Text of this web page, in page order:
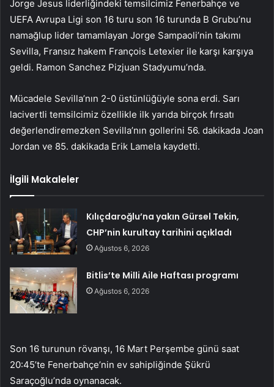
Jorge Jesus liderliğindeki temsilcimiz Fenerbahçe ve
UEFA Avrupa Ligi son 16 turu son 16 turunda B Grubu’nu
namağlup lider tamamlayan Jorge Sampaoli’nin takımı
Sevilla, Fransız hakem François Letexier ile karşı karşıya
geldi. Ramon Sanchez Pizjuan Stadyumu’nda.
Mücadele Sevilla’nın 2-0 üstünlüğüyle sona erdi. Sarı
lacivertli temsilcimiz özellikle ilk yarıda birçok fırsatı
değerlendiremezken Sevilla’nın gollerini 56. dakikada Joan
Jordan ve 85. dakikada Erik Lamela kaydetti.
İlgili Makaleler
Kılıçdaroğlu’na yakın Gürsel Tekin,
CHP’nin kurultay tarihini açıkladı
Ağustos 6, 2026
Bitlis’te Milli Aile Haftası programı
Ağustos 6, 2026
Son 16 turunun rövanşı, 16 Mart Perşembe günü saat
20:45’te Fenerbahçe’nin ev sahipliğinde Şükrü
Saraçoğlu’nda oynanacak.